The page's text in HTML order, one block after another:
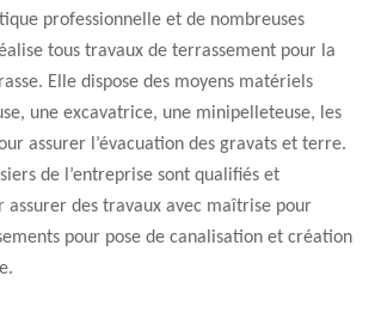
professionnelle et de nombreuses
tous travaux de terrassement pour la
Elle dispose des moyens matériels
une excavatrice, une minipelleteuse, les
assurer l’évacuation des gravats et terre.
de l’entreprise sont qualifiés et
assurer des travaux avec maîtrise pour
pour pose de canalisation et création